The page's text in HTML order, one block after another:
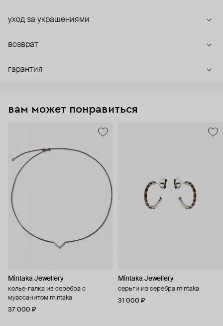
уход за украшениями
возврат
гарантия
вам может понравиться
Mintaka Jewellery
колье-галка из серебра с
муассанитом mintaka
37 000 ₽
Mintaka Jewellery
серьги из серебра mintaka
31 000 ₽